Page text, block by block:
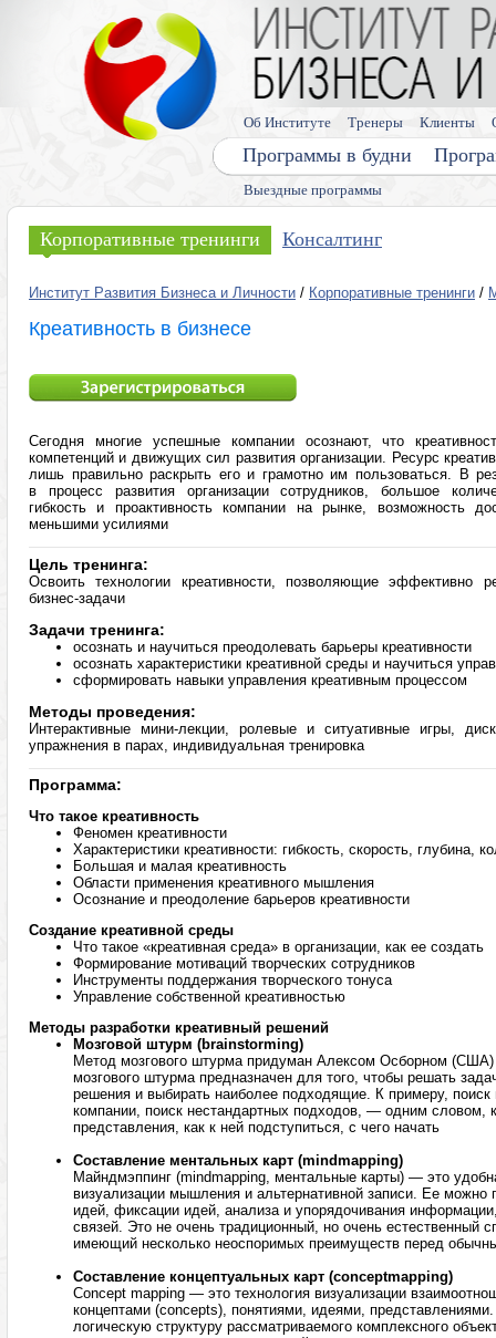
Выездные программы
Программы в будни
Об Институте Тренеры Клиенты
Корпоративные тренинги Консалтинг
Институт Развития Бизнеса и Личности / Корпоративные тренинги /
Креативность в бизнесе
Сегодня многие успешные компании осознают, что
компетенций и движущих сил развития организации. Ресурс
лишь правильно раскрыть его и грамотно им пользоваться. В
в процесс развития организации сотрудников, большое
гибкость и проактивность компании на рынке, возможность
меньшими усилиями
Цель тренинга:
Освоить технологии креативности, позволяющие эффективно
бизнес-задачи
Задачи тренинга:
осознать и научиться преодолевать барьеры креативности
осознать характеристики креативной среды и научиться
сформировать навыки управления креативным процессом
Методы проведения:
Интерактивные мини-лекции, ролевые и ситуативные игры,
упражнения в парах, индивидуальная тренировка
Программа:
Что такое креативность
Феномен креативности
Характеристики креативности: гибкость, скорость, глубина,
Большая и малая креативность
Области применения креативного мышления
Осознание и преодоление барьеров креативности
Создание креативной среды
Что такое «креативная среда» в организации, как ее создать
Формирование мотиваций творческих сотрудников
Инструменты поддержания творческого тонуса
Управление собственной креативностью
Методы разработки креативный решений
Мозговой штурм (brainstorming)
Метод мозгового штурма придуман Алексом Осборном (США)
мозгового штурма предназначен для того, чтобы решать
решения и выбирать наиболее подходящие. К примеру, поиск
компании, поиск нестандартных подходов, — одним словом,
представления, как к ней подступиться, с чего начать
Составление ментальных карт (mindmapping)
Майндмэппинг (mindmapping, ментальные карты) — это
визуализации мышления и альтернативной записи. Ее можно
идей, фиксации идей, анализа и упорядочивания
связей. Это не очень традиционный, но очень естественный
имеющий несколько неоспоримых преимуществ перед
Составление концептуальных карт (conceptmapping)
Concept mapping — это технология визуализации
концептами (concepts), понятиями, идеями,
логическую структуру рассматриваемого комплексного